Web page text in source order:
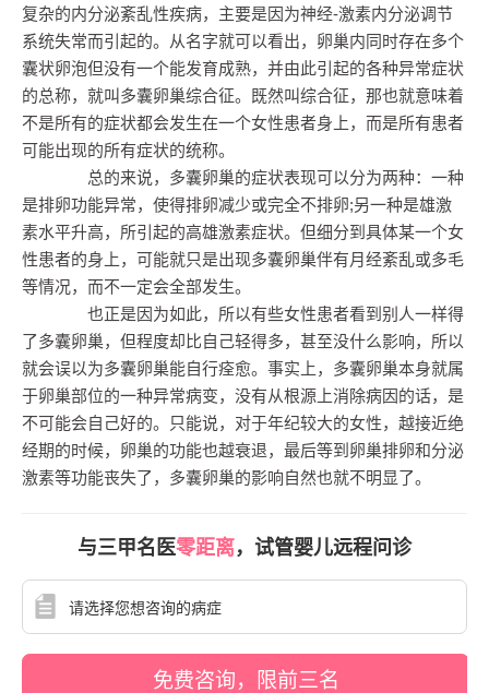
复杂的内分泌紊乱性疾病，主要是因为神经-激素内分泌调节
系统失常而引起的。从名字就可以看出，卵巢内同时存在多个
囊状卵泡但没有一个能发育成熟，并由此引起的各种异常症状
的总称，就叫多囊卵巢综合征。既然叫综合征，那也就意味着
不是所有的症状都会发生在一个女性患者身上，而是所有患者
可能出现的所有症状的统称。
总的来说，多囊卵巢的症状表现可以分为两种：一种
是排卵功能异常，使得排卵减少或完全不排卵;另一种是雄激
素水平升高，所引起的高雄激素症状。但细分到具体某一个女
性患者的身上，可能就只是出现多囊卵巢伴有月经紊乱或多毛
等情况，而不一定会全部发生。
也正是因为如此，所以有些女性患者看到别人一样得
了多囊卵巢，但程度却比自己轻得多，甚至没什么影响，所以
就会误以为多囊卵巢能自行痊愈。事实上，多囊卵巢本身就属
于卵巢部位的一种异常病变，没有从根源上消除病因的话，是
不可能会自己好的。只能说，对于年纪较大的女性，越接近绝
经期的时候，卵巢的功能也越衰退，最后等到卵巢排卵和分泌
激素等功能丧失了，多囊卵巢的影响自然也就不明显了。
与三甲名医零距离 ，试管婴儿远程问诊
免费咨询，限前三名